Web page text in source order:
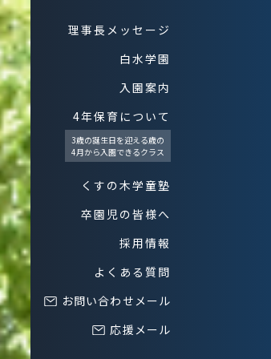
理事長メッセージ
白水学園
入園案内
4年保育について
3歳の誕生日を迎える歳の
4月から入園できるクラス
くすの木学童塾
卒園児の皆様へ
採用情報
よくある質問
お問い合わせメール
応援メール